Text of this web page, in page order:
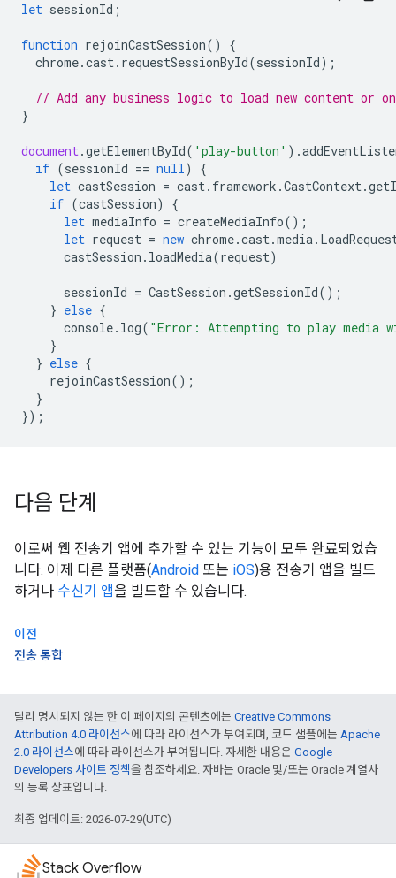
let sessionId ;
function rejoinCastSession()
{
chrome.cast. requestSessionById(sessionId);
// Add any business logic to load new content or
}
document.getElementById( 'play-button' ).
if (sessionId == null)
{
let castSession = cast. framework .CastContext.
if (castSession)
{
let mediaInfo = createMediaInfo();
let request = new chrome.cast.media.
castSession . loadMedia(request)
sessionId = CastSession .getSessionId();
} else {
console. log( "Error: Attempting to play media
}
} else {
rejoinCastSession();
}
});
다음 단계
이로써 웹 전송기 앱에 추가할 수 있는 기능이 모두 완료되었습
니다. 이제 다른 플랫폼(Android 또는 iOS)용 전송기 앱을 빌드
하거나 수신기 앱을 빌드할 수 있습니다.
이전
전송 통합
달리 명시되지 않는 한 이 페이지의 콘텐츠에는 Creative Commons
Attribution 4.0 라이선스에 따라 라이선스가 부여되며, 코드 샘플에는 Apache
2.0 라이선스에 따라 라이선스가 부여됩니다. 자세한 내용은 Google
Developers 사이트 정책을 참조하세요. 자바는 Oracle 및/또는 Oracle 계열사
의 등록 상표입니다.
최종 업데이트: 2026-07-29(UTC)
Stack Overflow